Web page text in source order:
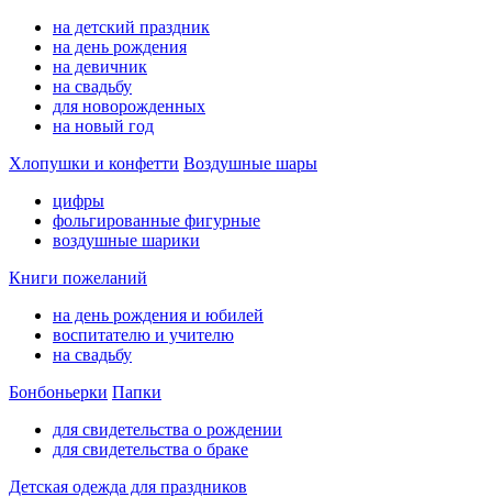
на детский праздник
на день рождения
на девичник
на свадьбу
для новорожденных
на новый год
Хлопушки и конфетти Воздушные шары
цифры
фольгированные фигурные
воздушные шарики
Книги пожеланий
на день рождения и юбилей
воспитателю и учителю
на свадьбу
Бонбоньерки Папки
для свидетельства о рождении
для свидетельства о браке
Детская одежда для праздников